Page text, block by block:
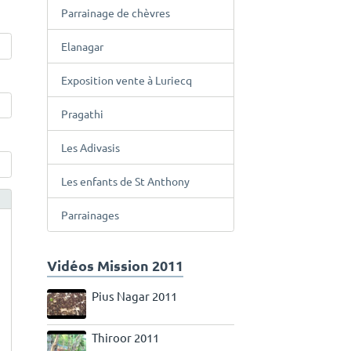
Parrainage de chèvres
Elanagar
Exposition vente à Luriecq
Pragathi
Les Adivasis
Les enfants de St Anthony
Parrainages
Vidéos Mission 2011
Pius Nagar 2011
Thiroor 2011